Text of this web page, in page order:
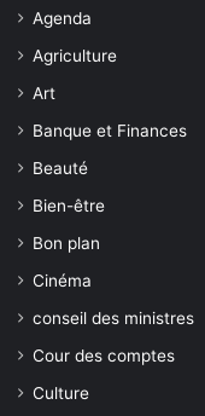
Agenda
Agriculture
Art
Banque et Finances
Beauté
Bien-être
Bon plan
Cinéma
conseil des ministres
Cour des comptes
Culture